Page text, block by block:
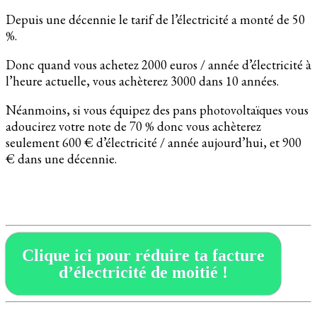
Depuis une décennie le tarif de l’électricité a monté de 50
%.
Donc quand vous achetez 2000 euros / année d’électricité à
l’heure actuelle, vous achèterez 3000 dans 10 années.
Néanmoins, si vous équipez des pans photovoltaïques vous
adoucirez votre note de 70 % donc vous achèterez
seulement 600 € d’électricité / année aujourd’hui, et 900
€ dans une décennie.
Clique ici pour réduire ta facture
d’électricité de moitié !